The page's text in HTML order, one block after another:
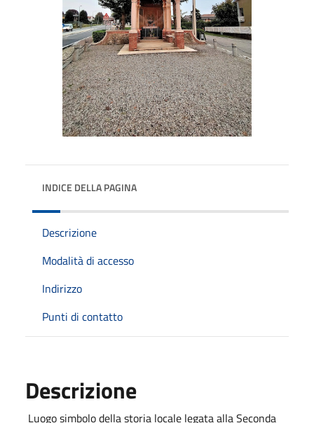
INDICE DELLA PAGINA
Descrizione
Modalità di accesso
Indirizzo
Punti di contatto
Descrizione
Luogo simbolo della storia locale legata alla Seconda